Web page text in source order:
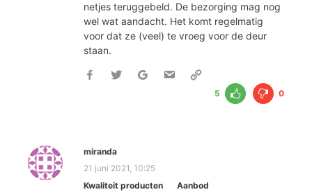
netjes teruggebeld. De bezorging mag nog
wel wat aandacht. Het komt regelmatig
voor dat ze (veel) te vroeg voor de deur
staan.
5 0
miranda
21 juni 2021, 10:25
Kwaliteit producten
Aanbod